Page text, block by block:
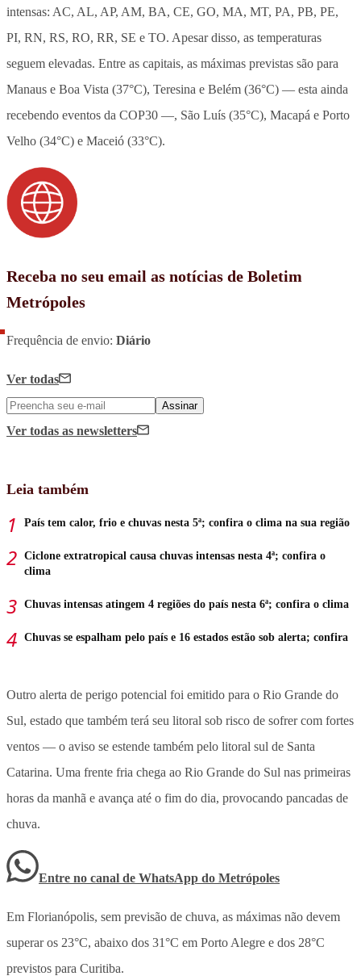
intensas: AC, AL, AP, AM, BA, CE, GO, MA, MT, PA, PB, PE,
PI, RN, RS, RO, RR, SE e TO. Apesar disso, as temperaturas
seguem elevadas. Entre as capitais, as máximas previstas são para
Manaus e Boa Vista (37°C), Teresina e Belém (36°C) — esta ainda
recebendo eventos da COP30 —, São Luís (35°C), Macapá e Porto
Velho (34°C) e Maceió (33°C).
Receba no seu email as notícias de Boletim
Metrópoles
Frequência de envio: Diário
Ver todas
Assinar
Ver todas as newsletters
Leia também
País tem calor, frio e chuvas nesta 5ª; confira o clima na sua região
Ciclone extratropical causa chuvas intensas nesta 4ª; confira o
clima
Chuvas intensas atingem 4 regiões do país nesta 6ª; confira o clima
Chuvas se espalham pelo país e 16 estados estão sob alerta; confira
Outro alerta de perigo potencial foi emitido para o Rio Grande do
Sul, estado que também terá seu litoral sob risco de sofrer com fortes
ventos — o aviso se estende também pelo litoral sul de Santa
Catarina. Uma frente fria chega ao Rio Grande do Sul nas primeiras
horas da manhã e avança até o fim do dia, provocando pancadas de
chuva.
Entre no canal de WhatsApp do Metrópoles
Em Florianópolis, sem previsão de chuva, as máximas não devem
superar os 23°C, abaixo dos 31°C em Porto Alegre e dos 28°C
previstos para Curitiba.